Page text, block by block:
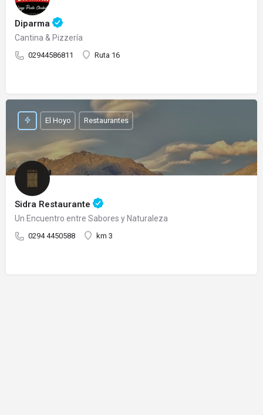
Diparma
Cantina & Pizzería
02944586811 Ruta 16
Sidra Restaurante
Un Encuentro entre Sabores y Naturaleza
0294 4450588 km 3
El Hoyo Restaurantes